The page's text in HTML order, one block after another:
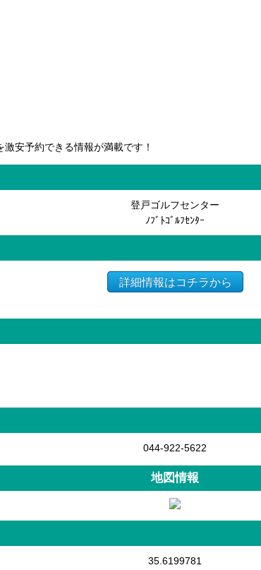
安予約できる情報が満載です！
登戸ゴルフセンター
ﾉﾌﾞﾄｺﾞﾙﾌｾﾝﾀｰ
詳細情報はコチラから
044-922-5622
地図情報
35.6199781